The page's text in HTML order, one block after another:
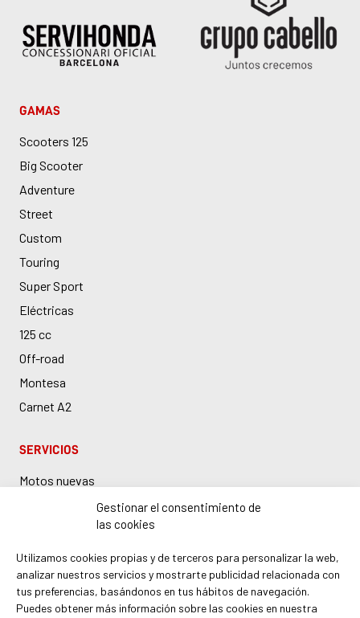
Gestionar el consentimiento de
las cookies
Utilizamos cookies propias y de terceros para personalizar la web,
analizar nuestros servicios y mostrarte publicidad relacionada con
tus preferencias, basándonos en tus hábitos de navegación.
Puedes obtener más información sobre las cookies en nuestra
GAMAS
Scooters 125
Big Scooter
Adventure
Street
Custom
Touring
Super Sport
Eléctricas
125 cc
Off-road
Montesa
Carnet A2
SERVICIOS
Motos nuevas
Motos de ocasión
Taller Honda en Barcelona
Boutique y accesorios
Recambios Honda
Demo bike